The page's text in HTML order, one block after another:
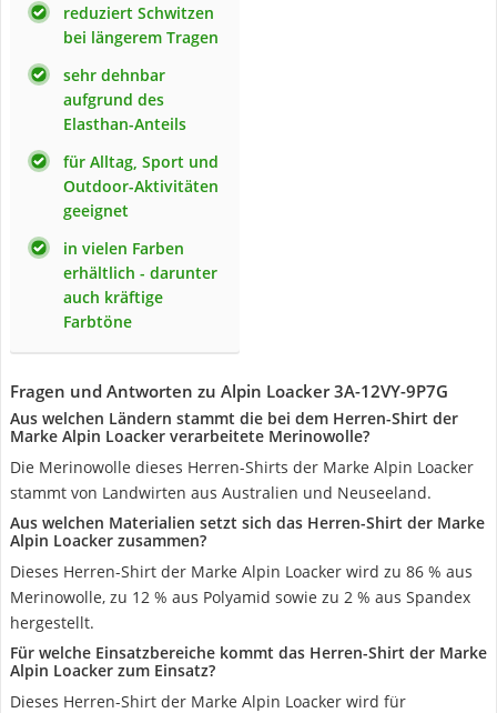
reduziert Schwitzen
bei längerem Tragen
sehr dehnbar
aufgrund des
Elasthan-Anteils
für Alltag, Sport und
Outdoor-Aktivitäten
geeignet
in vielen Farben
erhältlich - darunter
auch kräftige
Farbtöne
Fragen und Antworten zu Alpin Loacker 3A-12VY-9P7G
Aus welchen Ländern stammt die bei dem Herren-Shirt der
Marke Alpin Loacker verarbeitete Merinowolle?
Die Merinowolle dieses Herren-Shirts der Marke Alpin Loacker
stammt von Landwirten aus Australien und Neuseeland.
Aus welchen Materialien setzt sich das Herren-Shirt der Marke
Alpin Loacker zusammen?
Dieses Herren-Shirt der Marke Alpin Loacker wird zu 86 % aus
Merinowolle, zu 12 % aus Polyamid sowie zu 2 % aus Spandex
hergestellt.
Für welche Einsatzbereiche kommt das Herren-Shirt der Marke
Alpin Loacker zum Einsatz?
Dieses Herren-Shirt der Marke Alpin Loacker wird für